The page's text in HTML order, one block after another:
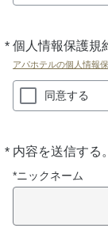
* 個人情報保護規
アパホテルの個人情報
必
須
同意する
* 内容を送信する。
必
須
*ニックネーム